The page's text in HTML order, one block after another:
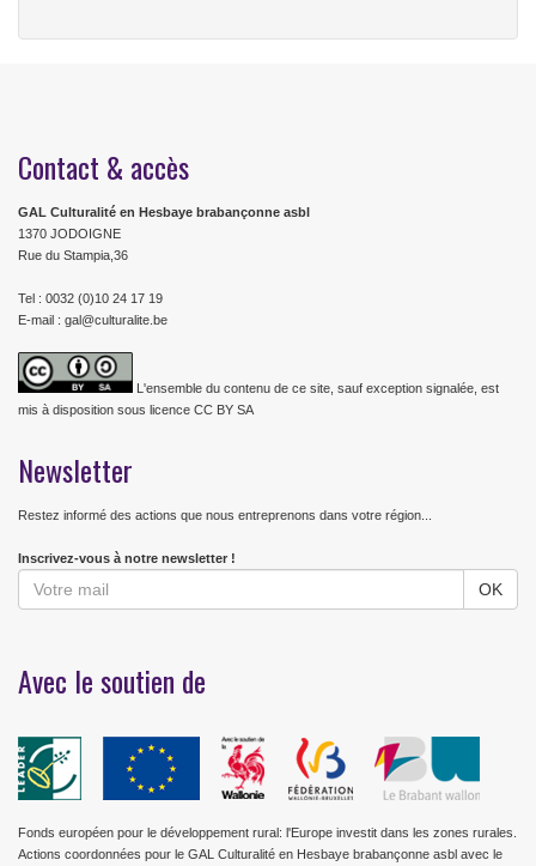
Contact & accès
GAL Culturalité en Hesbaye brabançonne asbl
1370 JODOIGNE
Rue du Stampia,36
Tel : 0032 (0)10 24 17 19
E-mail : gal@culturalite.be
L'ensemble du contenu de ce site, sauf exception signalée, est
mis à disposition sous licence CC BY SA
Newsletter
Restez informé des actions que nous entreprenons dans votre région...
Inscrivez-vous à notre newsletter !
Avec le soutien de
Fonds européen pour le développement rural: l'Europe investit dans les zones rurales.
Actions coordonnées pour le GAL Culturalité en Hesbaye brabançonne asbl avec le